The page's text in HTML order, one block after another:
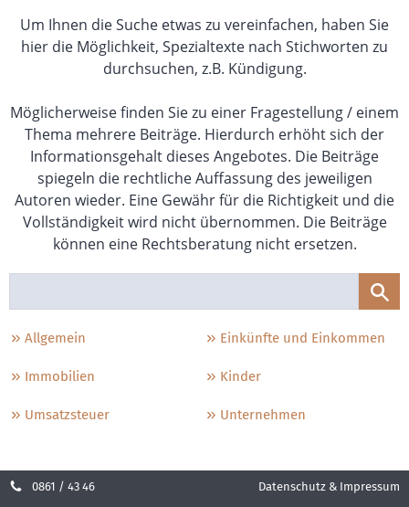
Um Ihnen die Suche etwas zu vereinfachen, haben Sie
hier die Möglichkeit, Spezialtexte nach Stichworten zu
durchsuchen, z.B. Kündigung.
Möglicherweise finden Sie zu einer Fragestellung / einem
Thema mehrere Beiträge. Hierdurch erhöht sich der
Informationsgehalt dieses Angebotes. Die Beiträge
spiegeln die rechtliche Auffassung des jeweiligen
Autoren wieder. Eine Gewähr für die Richtigkeit und die
Vollständigkeit wird nicht übernommen. Die Beiträge
können eine Rechtsberatung nicht ersetzen.
Allgemein Einkünfte und Einkommen
Immobilien Kinder
Umsatzsteuer Unternehmen
0861 / 43 46 Datenschutz & Impressum